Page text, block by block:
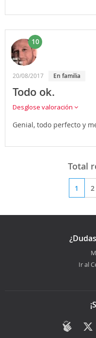
10
20/08/2017 en familia
Todo ok.
Desglose valoración
Genial, todo perfecto y
Total
1 2
Ir al